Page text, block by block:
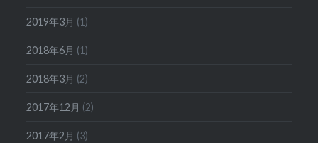
2019年3月 (1)
2018年6月 (1)
2018年3月 (2)
2017年12月 (2)
2017年2月 (3)